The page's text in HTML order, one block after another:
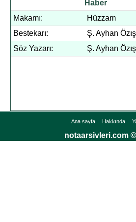
Haber
Makamı:
Hüzzam
Bestekarı:
Ş. Ayhan
Söz Yazarı:
Ş. Ayhan
Ana sayfa Hakkında
notaarsivleri.com